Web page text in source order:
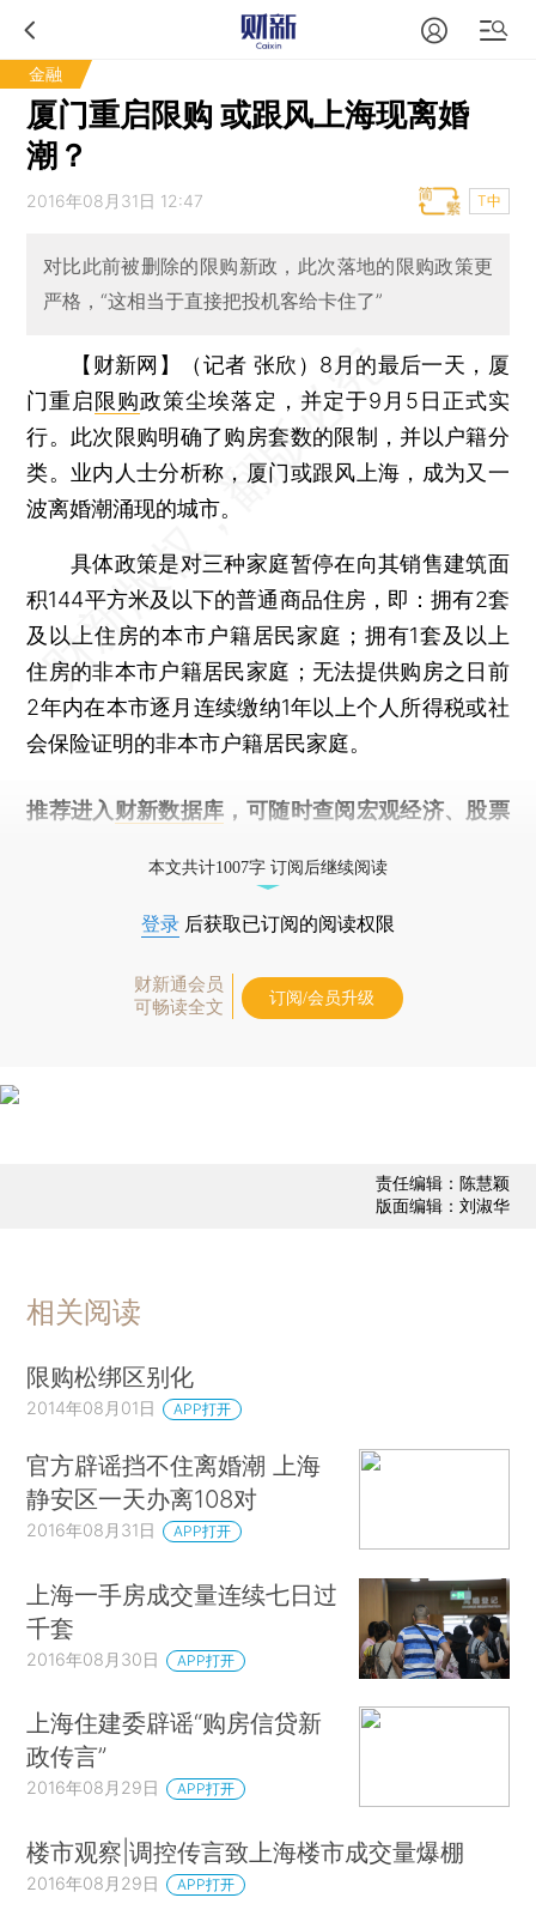
金融
厦门重启限购 或跟风上海现离婚
潮？
2016年08月31日 12:47 T中
对比此前被删除的限购新政，此次落地的限购政策更
严格，“这相当于直接把投机客给卡住了”
【财新网】（记者 张欣） 8月的最后一天，厦
门重启限购政策尘埃落定，并定于9月5日正式实
行。此次限购明确了购房套数的限制，并以户籍分
类。业内人士分析称，厦门或跟风上海，成为又一
波离婚潮涌现的城市。
具体政策是对三种家庭暂停在向其销售建筑面
积144平方米及以下的普通商品住房，即：拥有2套
及以上住房的本市户籍居民家庭；拥有1套及以上
住房的非本市户籍居民家庭；无法提供购房之日前
2年内在本市逐月连续缴纳1年以上个人所得税或社
会保险证明的非本市户籍居民家庭。
推荐进入 财新数据库 ，可随时查阅宏观经济、股票
本文共计1007字 订阅后继续阅读
登录 后获取已订阅的阅读权限
财新通会员
可畅读全文
订阅/会员升级
责任编辑：陈慧颖
版面编辑：刘淑华
相关阅读
限购松绑区别化
2014年08月01日 APP打开
官方辟谣挡不住离婚潮 上海
静安区一天办离108对
2016年08月31日 APP打开
上海一手房成交量连续七日过
千套
2016年08月30日 APP打开
上海住建委辟谣“购房信贷新
政传言”
2016年08月29日 APP打开
楼市观察|调控传言致上海楼市成交量爆棚
2016年08月29日 APP打开